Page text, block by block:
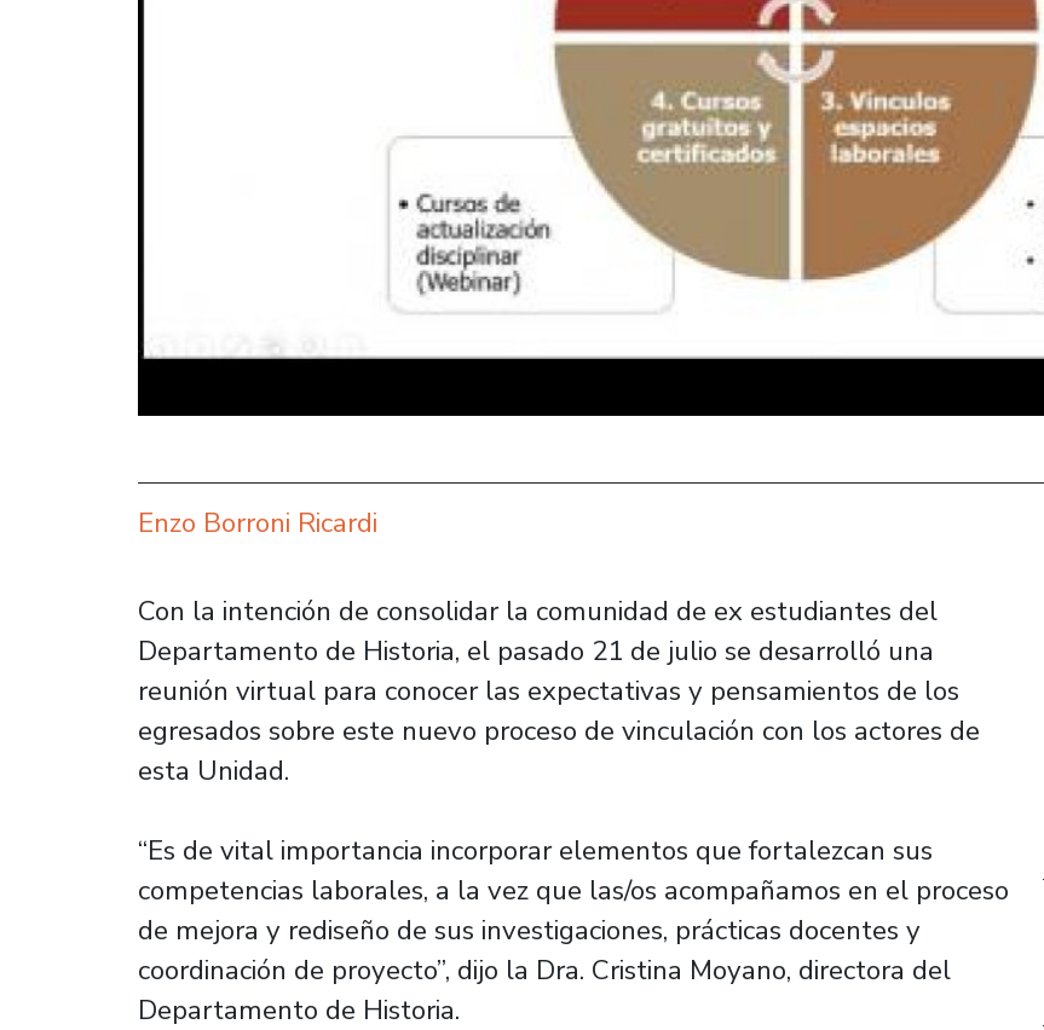
Enzo Borroni Ricardi
Con la intención de consolidar la comunidad de ex estudiantes del
Departamento de Historia, el pasado 21 de julio se desarrolló una
reunión virtual para conocer las expectativas y pensamientos de los
egresados sobre este nuevo proceso de vinculación con los actores de
esta Unidad.
“Es de vital importancia incorporar elementos que fortalezcan sus
competencias laborales, a la vez que las/os acompañamos en el proceso
de mejora y rediseño de sus investigaciones, prácticas docentes y
coordinación de proyecto”, dijo la Dra. Cristina Moyano, directora del
Departamento de Historia.